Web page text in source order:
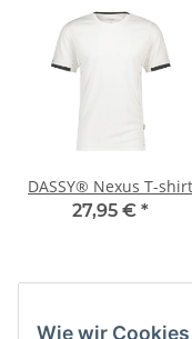
DASSY® Nexus T-shirt
27,95 € *
Wie wir